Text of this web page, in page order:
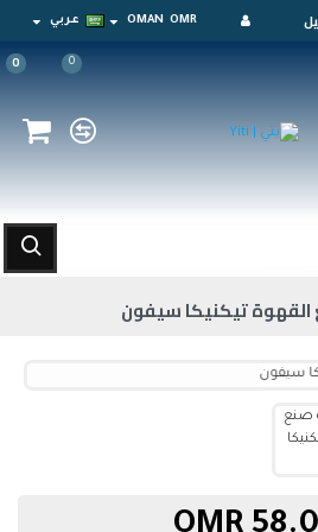
OMR
OMAN عربي
0
0
تيكنيكا سيفون